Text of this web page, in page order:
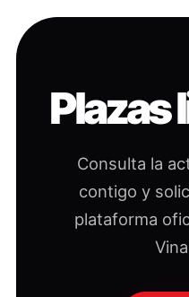
Plazas
Consulta la
contigo y
plataforma